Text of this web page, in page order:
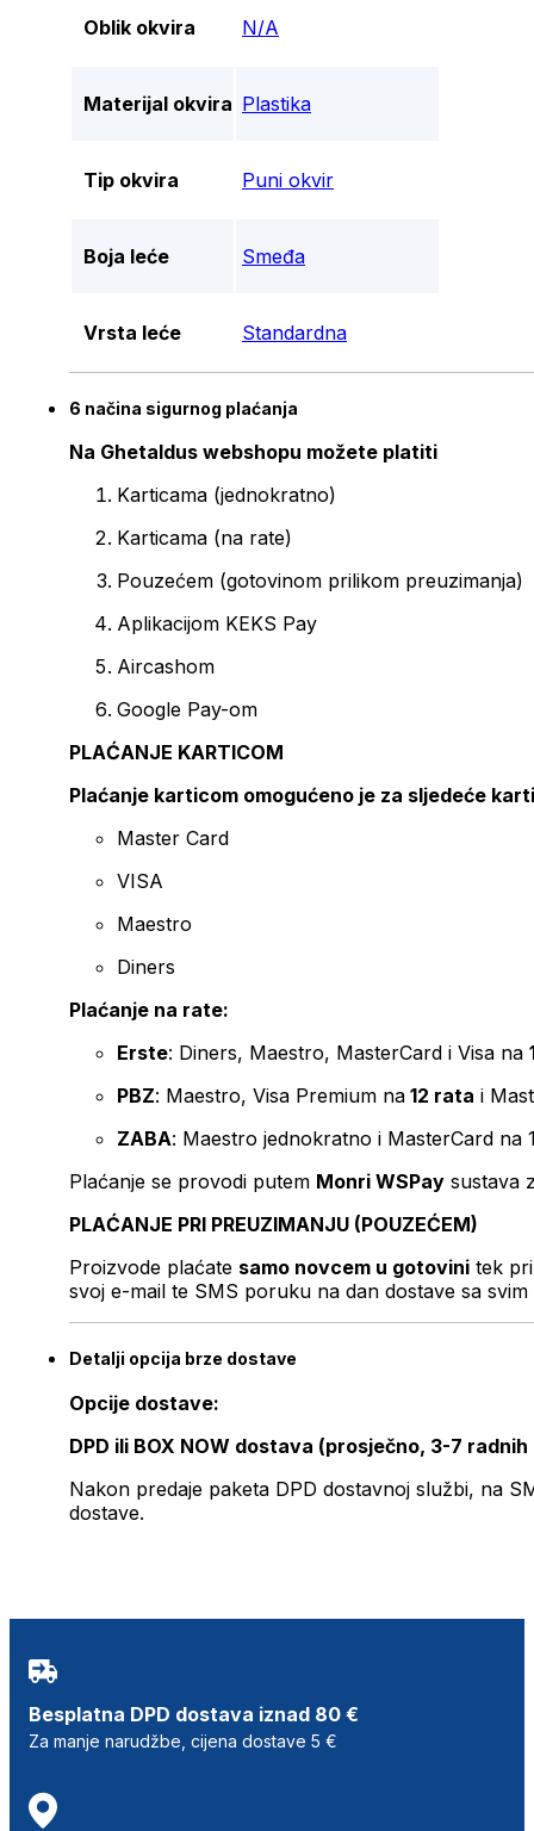
Oblik okvira N/A
Materijal okvira Plastika
Tip okvira Puni okvir
Boja leće Smeđa
Vrsta leće Standardna
6 načina sigurnog plaćanja
Na Ghetaldus webshopu možete platiti
Karticama (jednokratno)
Karticama (na rate)
Pouzećem (gotovinom prilikom preuzimanja)
Aplikacijom KEKS Pay
Aircashom
Google Pay-om
PLAĆANJE KARTICOM
Plaćanje karticom omogućeno je za sljedeće
Master Card
VISA
Maestro
Diners
Plaćanje na rate:
Erste: Diners, Maestro, MasterCard i Visa na
PBZ: Maestro, Visa Premium na 12 rata i
ZABA: Maestro jednokratno i MasterCard na
Plaćanje se provodi putem Monri WSPay sustava
PLAĆANJE PRI PREUZIMANJU (POUZEĆEM)
Proizvode plaćate samo novcem u gotovini tek
svoj e-mail te SMS poruku na dan dostave sa svim
Detalji opcija brze dostave
Opcije dostave:
DPD ili BOX NOW dostava (prosječno, 3-7 radnih
Nakon predaje paketa DPD dostavnoj službi, na
dostave.
Besplatna DPD dostava iznad 80 €
Za manje narudžbe, cijena dostave 5 €